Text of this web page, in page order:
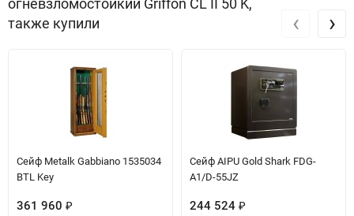
стороны петель. Лакокрасочное покрытие темно-серого цвета с
эффектом молотковой эмали.
огневзломостойкий Griffon CL II 50 K,
также купили
Сейф Metalk Gabbiano 1535034
BTL Key
361 960 ₽
Сейф AIPU Gold Shark FDG-
A1/D-55JZ
244 524 ₽
‹ ›